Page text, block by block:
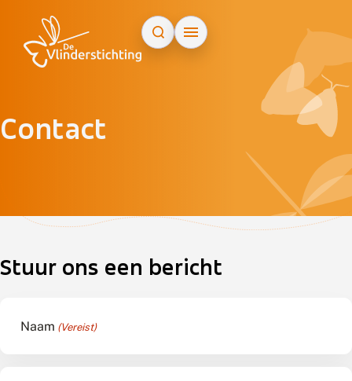
Contact
Stuur ons een bericht
Naam (Vereist)